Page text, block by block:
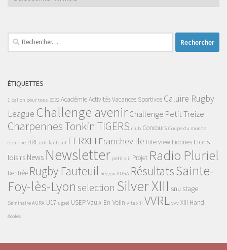
Rechercher :
ÉTIQUETTES
1 ballon pour tous 2022 AcadémieActivités Vacances Sportives Caluire Rugby
League Challenge avenirChallenge Petit Treize
Charpennes Tonkin TIGERS club Concours Coupe du monde
domene DRL edr fauteuil FFRXIII Francheville Interview Lionnes Lions
loisirs News Newsletter petit xiii Projet Radio Pluriel
Rentrée Rugby Fauteuil Région AURA RésultatsSainte-
Foy-lès-Lyon selection Silver XIII snu stage
Séminaire AURA U17 ugsel USEPVaulx-En-Velin vita xiii VVRL vvv XIII Handi
écoles